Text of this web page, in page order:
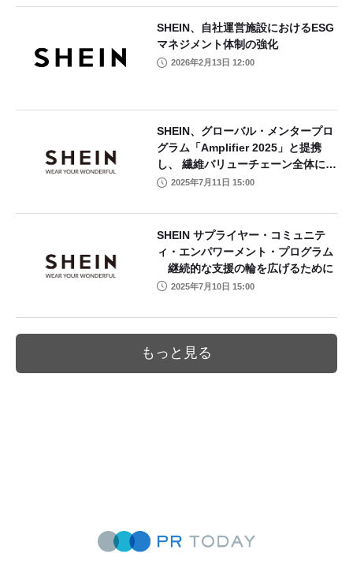
SHEIN、自社運営施設におけるESG
マネジメント体制の強化
2026年2月13日 12:00
SHEIN、グローバル・メンタープロ
グラム「Amplifier 2025」と提携
し、 繊維バリューチェーン全体にお
けるイノベーションの推進に貢献
2025年7月11日 15:00
SHEIN サプライヤー・コミュニテ
ィ・エンパワーメント・プログラム
継続的な支援の輪を広げるために
2025年7月10日 15:00
もっと見る